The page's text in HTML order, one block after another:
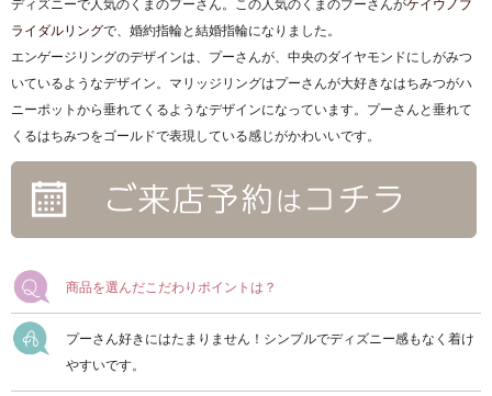
ライダルリングで、婚約指輪と結婚指輪になりました。
エンゲージリングのデザインは、プーさんが、中央のダイヤモンドにしがみつ
いているようなデザイン。マリッジリングはプーさんが大好きなはちみつがハ
ニーポットから垂れてくるようなデザインになっています。プーさんと垂れて
くるはちみつをゴールドで表現している感じがかわいいです。
商品を選んだこだわりポイントは？
プーさん好きにはたまりません！シンプルでディズニー感もなく着け
やすいです。